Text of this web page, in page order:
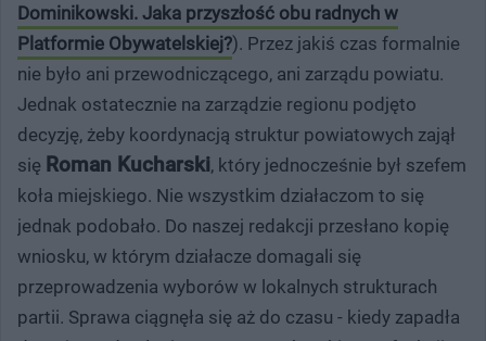
Dominikowski. Jaka przyszłość obu radnych w
Platformie Obywatelskiej?). Przez jakiś czas formalnie
nie było ani przewodniczącego, ani zarządu powiatu.
Jednak ostatecznie na zarządzie regionu podjęto
decyzję, żeby koordynacją struktur powiatowych zajął
się Roman Kucharski, który jednocześnie był szefem
koła miejskiego. Nie wszystkim działaczom to się
jednak podobało. Do naszej redakcji przesłano kopię
wniosku, w którym działacze domagali się
przeprowadzenia wyborów w lokalnych strukturach
partii. Sprawa ciągnęła się aż do czasu - kiedy zapadła